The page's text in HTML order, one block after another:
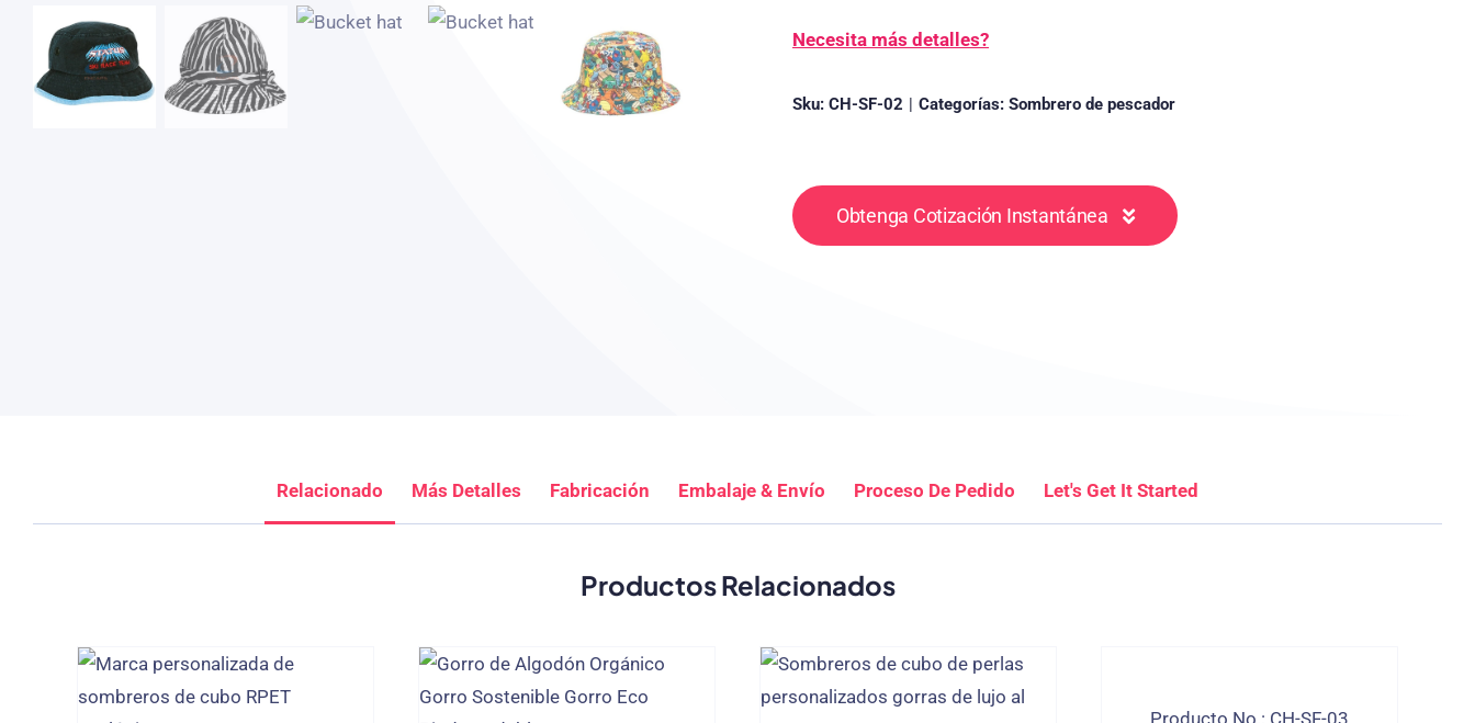
Necesita más detalles?
Sku: CH-SF-02 | Categorías: Sombrero de pescador
Obtenga Cotización Instantánea
Relacionado Más Detalles Fabricación Embalaje & Envío Proceso De Pedido Let's Get It Started
Productos Relacionados
Producto No.: CH-SF-03